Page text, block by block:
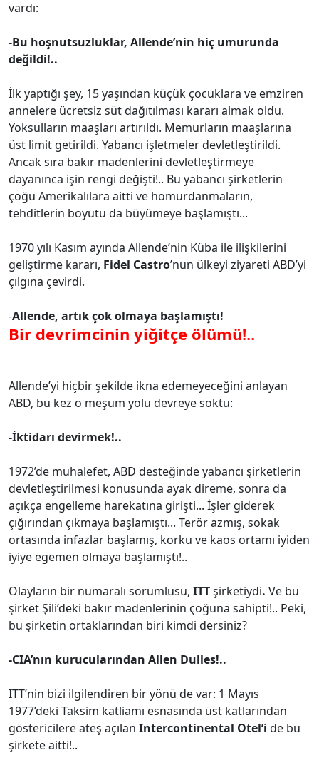
vardı:
-Bu hoşnutsuzluklar, Allende’nin hiç umurunda
değildi!..
İlk yaptığı şey, 15 yaşından küçük çocuklara ve emziren
annelere ücretsiz süt dağıtılması kararı almak oldu.
Yoksulların maaşları artırıldı. Memurların maaşlarına
üst limit getirildi. Yabancı işletmeler devletleştirildi.
Ancak sıra bakır madenlerini devletleştirmeye
dayanınca işin rengi değişti!.. Bu yabancı şirketlerin
çoğu Amerikalılara aitti ve homurdanmaların,
tehditlerin boyutu da büyümeye başlamıştı...
1970 yılı Kasım ayında Allende’nin Küba ile ilişkilerini
geliştirme kararı, Fidel Castro’nun ülkeyi ziyareti ABD’yi
çılgına çevirdi.
-Allende, artık çok olmaya başlamıştı!
Bir devrimcinin yiğitçe ölümü!..
Allende’yi hiçbir şekilde ikna edemeyeceğini anlayan
ABD, bu kez o meşum yolu devreye soktu:
-İktidarı devirmek!..
1972’de muhalefet, ABD desteğinde yabancı şirketlerin
devletleştirilmesi konusunda ayak direme, sonra da
açıkça engelleme harekatına girişti... İşler giderek
çığırından çıkmaya başlamıştı... Terör azmış, sokak
ortasında infazlar başlamış, korku ve kaos ortamı iyiden
iyiye egemen olmaya başlamıştı!..
Olayların bir numaralı sorumlusu, ITTşirketiydi. Ve bu
şirket Şili’deki bakır madenlerinin çoğuna sahipti!.. Peki,
bu şirketin ortaklarından biri kimdi dersiniz?
-CIA’nın kurucularından Allen Dulles!..
ITT’nin bizi ilgilendiren bir yönü de var: 1 Mayıs
1977’deki Taksim katliamı esnasında üst katlarından
göstericilere ateş açılan Intercontinental Otel’i de bu
şirkete aitti!..